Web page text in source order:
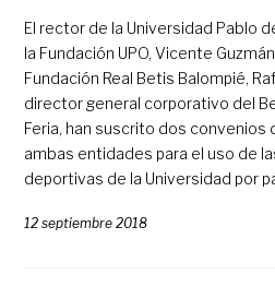
El rector de la Universidad Pablo
la Fundación UPO, Vicente
Fundación Real Betis Balompié,
director general corporativo del
Feria, han suscrito dos
ambas entidades para el uso de
deportivas de la Universidad por
12 septiembre 2018